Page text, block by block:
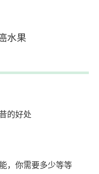
水果
的好处
，你需要多少等等